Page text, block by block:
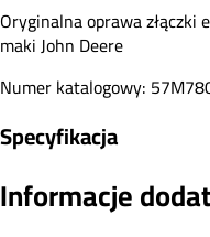
Oryginalna oprawa
maki John Deere
Numer katalogowy:
Specyfikacja
Informacje